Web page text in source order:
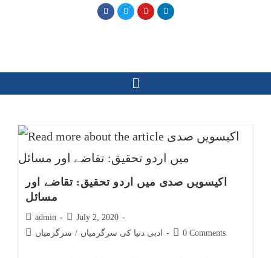
اکیسویں صدی میں اردو تحقیق: تقاضے اور
مسائل
admin
July 2, 2020
ادبی دنیا کی سرگرمیاں / سرگرمیاں 0 Comments